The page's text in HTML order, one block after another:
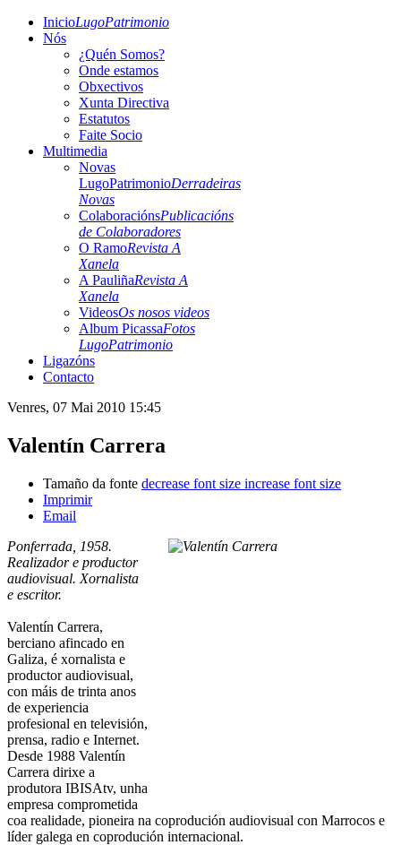
InicioLugoPatrimonio
Nós
¿Quén Somos?
Onde estamos
Obxectivos
Xunta Directiva
Estatutos
Faite Socio
Multimedia
Novas
LugoPatrimonioDerradeiras
Novas
ColaboraciónsPublicacións
de Colaboradores
O RamoRevista A
Xanela
A PauliñaRevista A
Xanela
VideosOs nosos videos
Album PicassaFotos
LugoPatrimonio
Ligazóns
Contacto
Venres, 07 Mai 2010 15:45
Valentín Carrera
Tamaño da fonte decrease font size increase font size
Imprimir
Email
Ponferrada, 1958.
Realizador e productor
audiovisual. Xornalista
e escritor.
Valentín Carrera,
berciano afincado en
Galiza, é xornalista e
productor audiovisual,
con máis de trinta anos
de experiencia
profesional en televisión,
prensa, radio e Internet.
Desde 1988 Valentín
Carrera dirixe a
produtora IBISAtv, unha
empresa comprometida
coa realidade, pioneira na coprodución audiovisual con Marrocos e
líder galega en coprodución internacional.